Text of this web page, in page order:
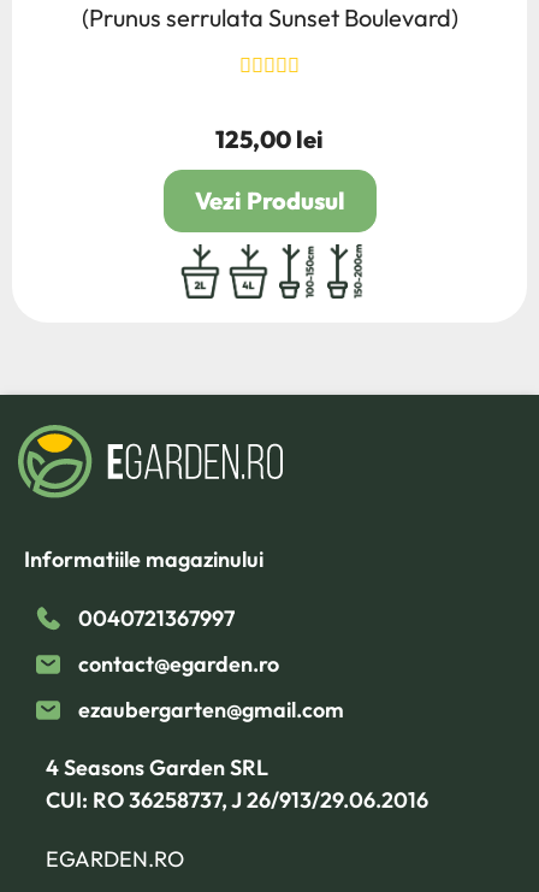
(Prunus serrulata Sunset Boulevard)
Pret
125,00 lei
Vezi Produsul
2L 4L 100/150150/200
Informatiile magazinului
0040721367997
contact@egarden.ro
ezaubergarten@gmail.com
4 Seasons Garden SRL
CUI: RO 36258737, J 26/913/29.06.2016
EGARDEN.RO